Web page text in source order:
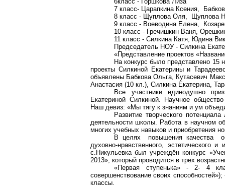
7 класс- Царапкина Ксения,
8 класс - Щуплова Оля,
Щуплова
9 класс - Воеводина Елена,
10 класс - Гречишкин Ваня,
11 класс - Силкина Катя, Юдина
Председатель НОУ - Силкина
«Представление проектов
На конкурс было представлено 15
проекты Силкиной Екатерины и
объявлены Бабкова Ольга, Кутасевич
Анастасия (10 кл.), Силкина Екатерина,
Все участники единодушно
Екатериной Силкиной. Научное
Наш девиз: «Мы тягу к знаниям и ум
Развитие творческого
деятельности школы. Работа в научном
многих учебных навыков и приобретения
В целях
повышения качества
духовно-нравственного, эстетического
с.Никульевка был учреждён конкурс
2013», который проводится в трех
«Первая ступенька» - 2- 4
совершенствование своих
классы.